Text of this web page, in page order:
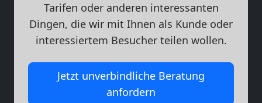
Tarifen oder anderen interessanten
Dingen, die wir mit Ihnen als Kunde oder
interessiertem Besucher teilen wollen.
Jetzt unverbindliche Beratung
anfordern